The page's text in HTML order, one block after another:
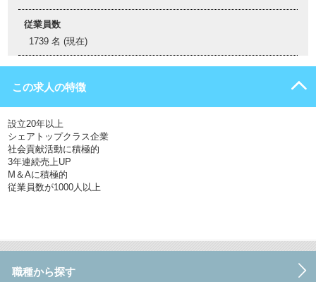
従業員数
1739 名 (現在)
この求人の特徴
設立20年以上
シェアトップクラス企業
社会貢献活動に積極的
3年連続売上UP
M＆Aに積極的
従業員数が1000人以上
職種から探す